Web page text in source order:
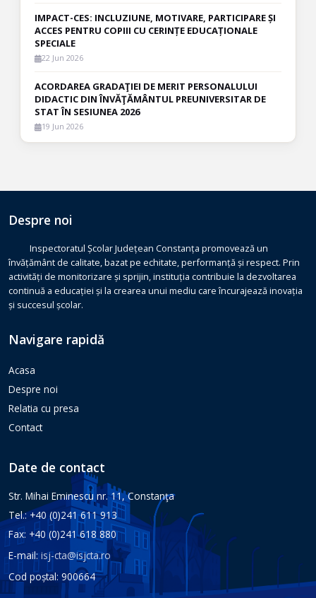
IMPACT-CES: INCLUZIUNE, MOTIVARE, PARTICIPARE ȘI
ACCES PENTRU COPIII CU CERINȚE EDUCAȚIONALE
SPECIALE
22 Jun 2026
ACORDAREA GRADAŢIEI DE MERIT PERSONALULUI
DIDACTIC DIN ÎNVĂŢĂMÂNTUL PREUNIVERSITAR DE
STAT ÎN SESIUNEA 2026
19 Jun 2026
Despre noi
Inspectoratul Școlar Județean Constanța promovează un
învățământ de calitate, bazat pe echitate, performanță și respect. Prin
activități de monitorizare și sprijin, instituția contribuie la dezvoltarea
continuă a educației și la crearea unui mediu care încurajează inovația
și succesul școlar.
Navigare rapidă
Acasa
Despre noi
Relatia cu presa
Contact
Date de contact
Str. Mihai Eminescu nr. 11, Constanţa
Tel.: +40 (0)241 611 913
Fax: +40 (0)241 618 880
E-mail:isj-cta@isjcta.ro
Cod poștal: 900664